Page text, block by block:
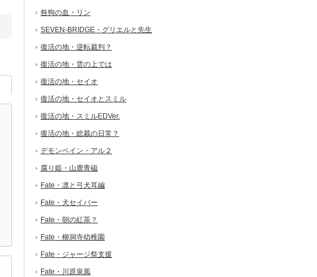
咎狗の血・リン
SEVEN-BRIDGE・グリエルと先生
復活の地・逆転裁判？
復活の地・雲の上では
復活の地・セイオ
復活の地・セイオとスミル
復活の地・スミルEDVer.
復活の地・総裁の日常？
デモンベイン・アル２
腐り姫・山鹿青磁
Fate・凛と弓犬耳編
Fate・犬セイバー
Fate・朝の紅茶？
Fate・柳洞寺幼稚園
Fate・ジャージ祭支援
Fate・川原泉風